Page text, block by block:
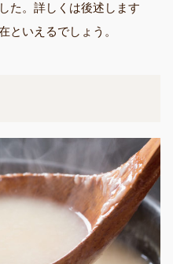
た。詳しくは後述します
といえるでしょう。